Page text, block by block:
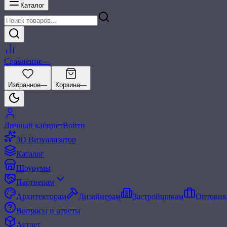
Каталог
Сравнение—
Избранное— Корзина—
Личный кабинетВойти
3D Визуализатор
Каталог
Шоурумы
Партнерам
Архитекторам
Дизайнерам Застройщикам
Вопросы и ответы
Аутлет